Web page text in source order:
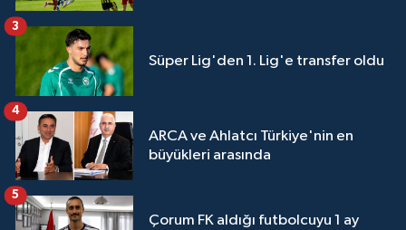
Süper Lig'den 1. Lig'e transfer oldu
3
ARCA ve Ahlatcı Türkiye'nin en
büyükleri arasında
4
Çorum FK aldığı futbolcuyu 1 ay
5